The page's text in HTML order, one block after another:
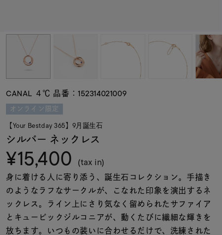
誕生石
石の色
ファッションテイス
ト
着用シーン
コレクション
CANAL ４℃ 品番：152314021009
オンライン限定
【Your Bestday 365】9月誕生石
シルバー ネックレス
¥15,400 (tax in)
身に着ける人に寄り添う、誕生石コレクション。手描き
のようなラフなサークルが、こなれた印象を演出するネ
ックレス。ライン上にさり気なく留められたサファイア
とキュービックジルコニアが、動くたびに繊細な輝きを
放ちます。いつもの装いに合わせるだけで、洗練された